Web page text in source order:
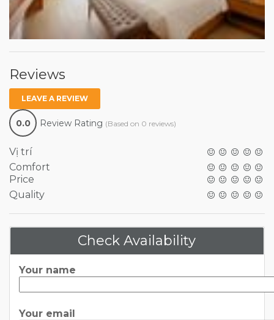
Reviews
LEAVE A REVIEW
0.0 Review Rating (Based on 0 reviews)
Vị trí
Comfort
Price
Quality
Check Availability
Your name
Your email